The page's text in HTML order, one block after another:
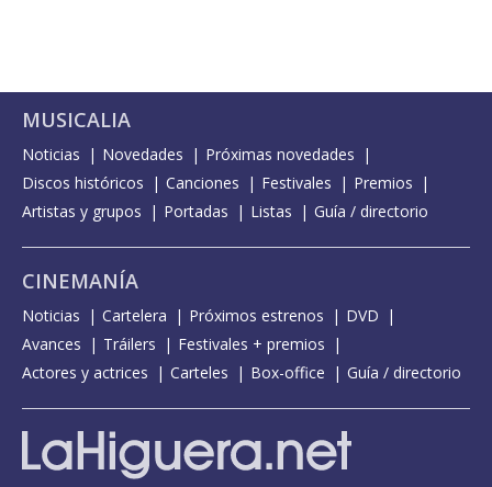
MUSICALIA
Noticias Novedades
Próximas novedades
Discos históricos
Canciones Festivales
Premios
Artistas y grupos
Portadas Listas Guía / directorio
CINEMANÍA
Noticias Cartelera Próximos estrenos
DVD
Avances
Tráilers
Festivales + premios
Actores y actrices
Carteles Box-office Guía / directorio